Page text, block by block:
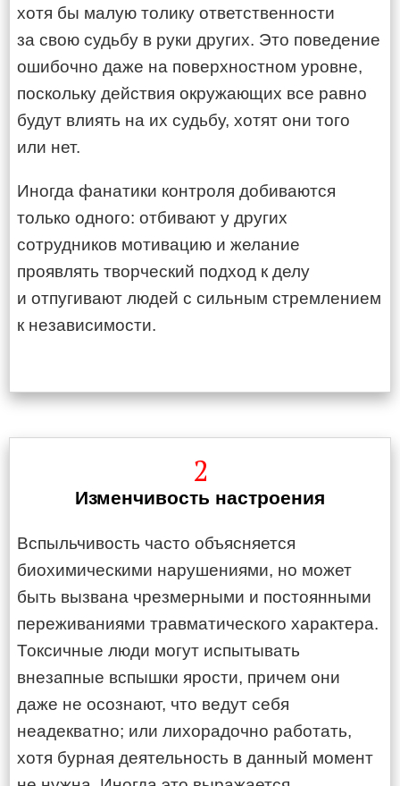
хотя бы малую толику ответственности
за свою судьбу в руки других. Это поведение
ошибочно даже на поверхностном уровне,
поскольку действия окружающих все равно
будут влиять на их судьбу, хотят они того
или нет.
Иногда фанатики контроля добиваются
только одного: отбивают у других
сотрудников мотивацию и желание
проявлять творческий подход к делу
и отпугивают людей с сильным стремлением
к независимости.
2
Изменчивость настроения
Вспыльчивость часто объясняется
биохимическими нарушениями, но может
быть вызвана чрезмерными и постоянными
переживаниями травматического характера.
Токсичные люди могут испытывать
внезапные вспышки ярости, причем они
даже не осознают, что ведут себя
неадекватно; или лихорадочно работать,
хотя бурная деятельность в данный момент